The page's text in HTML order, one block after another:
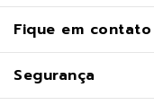
Fique em contato
Segurança